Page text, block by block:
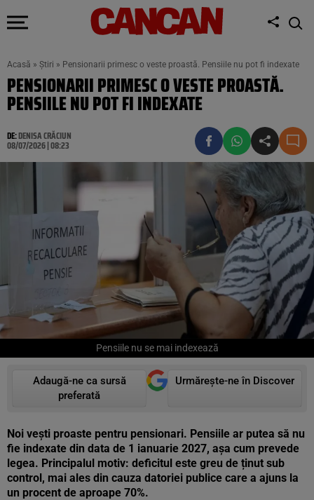
Acasă » Știri » Pensionarii primesc o veste proastă. Pensiile nu pot fi indexate
PENSIONARII PRIMESC O VESTE PROASTĂ.
PENSIILE NU POT FI INDEXATE
DE:DENISA CRĂCIUN
08/07/2026 | 08:23
Pensiile nu se mai indexează
Adaugă-ne ca sursă
preferată
Urmărește-ne în Discover
Noi vești proaste pentru pensionari. Pensiile ar putea să nu
fie indexate din data de 1 ianuarie 2027, așa cum prevede
legea. Principalul motiv: deficitul este greu de ținut sub
control, mai ales din cauza datoriei publice care a ajuns la
un procent de aproape 70%.